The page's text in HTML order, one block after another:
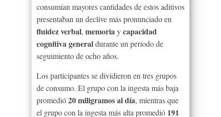
consumían mayores cantidades de estos aditivos
presentaban un declive más pronunciado en
fluidez verbal, memoriaycapacidad
cognitiva generaldurante un período de
seguimiento de ocho años.
Los participantes se dividieron en tres grupos
de consumo. El grupo con la ingesta más baja
promedió20 miligramos al día, mientras que
el grupo con la ingesta más alta promedió 191